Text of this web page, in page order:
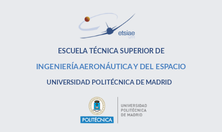
ESCUELA TÉCNICA SUPERIOR DE
INGENIERÍA AERONÁUTICA Y DEL ESPACIO
UNIVERSIDAD POLITÉCNICA DE MADRID